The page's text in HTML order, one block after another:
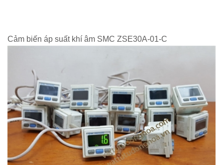
Cảm biến áp suất khí âm SMC ZSE30A-01-C